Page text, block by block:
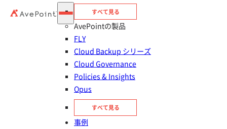
すべて見る
AvePointの製品
FLY
Cloud Backup シリーズ
Cloud Governance
Policies & Insights
Opus
すべて見る
事例
Cloud Backup for Google Workspace／Google Workspace
データ保護・バックアップ
Gmail 完全削除から復元する緊急手順｜30日超過時の
Cloud Backup for Google Workspace／Google Workspace